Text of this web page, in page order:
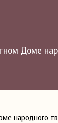
Доме
народного